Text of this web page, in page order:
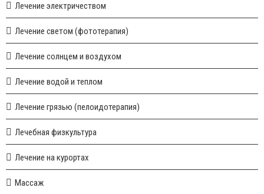
Лечение электричеством
Лечение светом (фототерапия)
Лечение солнцем и воздухом
Лечение водой и теплом
Лечение грязью (пелоидотерапия)
Лечебная физкультура
Лечение на курортах
Массаж